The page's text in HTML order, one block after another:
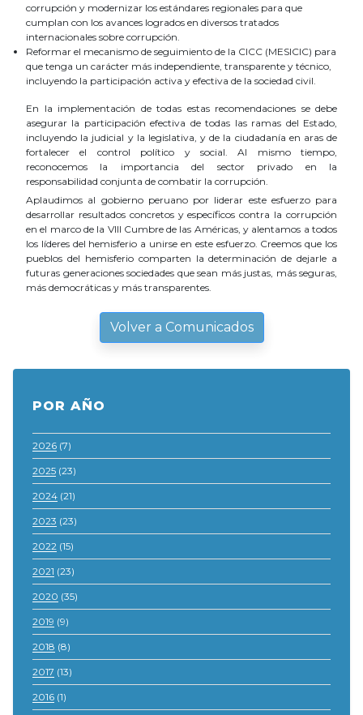
corrupción y modernizar los estándares regionales para que
cumplan con los avances logrados en diversos tratados
internacionales sobre corrupción.
Reformar el mecanismo de seguimiento de la CICC (MESICIC) para
que tenga un carácter más independiente, transparente y técnico,
incluyendo la participación activa y efectiva de la sociedad civil.
En la implementación de todas estas recomendaciones se debe
asegurar la participación efectiva de todas las ramas del Estado,
incluyendo la judicial y la legislativa, y de la ciudadanía en aras de
fortalecer el control político y social. Al mismo tiempo,
reconocemos la importancia del sector privado en la
responsabilidad conjunta de combatir la corrupción.
Aplaudimos al gobierno peruano por liderar este esfuerzo para
desarrollar resultados concretos y específicos contra la corrupción
en el marco de la VIII Cumbre de las Américas, y alentamos a todos
los líderes del hemisferio a unirse en este esfuerzo. Creemos que los
pueblos del hemisferio comparten la determinación de dejarle a
futuras generaciones sociedades que sean más justas, más seguras,
más democráticas y más transparentes.
Volver a Comunicados
POR AÑO
2026 (7)
2025 (23)
2024 (21)
2023 (23)
2022 (15)
2021 (23)
2020 (35)
2019 (9)
2018 (8)
2017 (13)
2016 (1)